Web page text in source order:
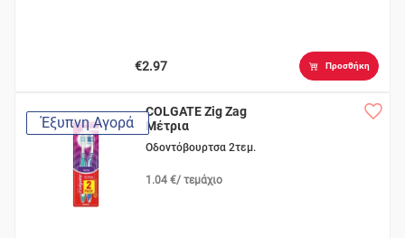
€2.97 Προσθήκη
Έξυπνη Αγορά
COLGATE Zig Zag
Μέτρια
Οδοντόβουρτσα 2τεμ.
1.04 €/ τεμάχιο